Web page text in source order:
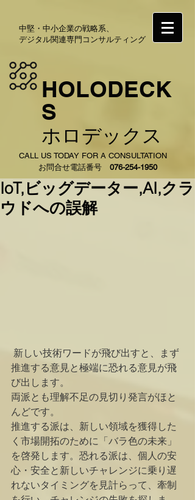
中堅・中小企業の戦略系、
デジタル関連専門コンサルティング
HOLODECK
S
ホロデックス
CALL US TODAY FOR A CONSULTATION
お問合せ電話番号 076-254-1950
IoT,ビッグデーター,AI,クラ
ウドへの誤解
推進する意見と極端に恐れる意見が飛
び出します。
両派とも理解不足の見切り発言がほと
んどです。
推進する派は、新しい領域を獲得した
く市場開拓のために「バラ色の未来」
を啓発します。恐れる派は、個人の安
心・安全と新しいチャレンジに乗り遅
れないタイミングを見計らって、牽制